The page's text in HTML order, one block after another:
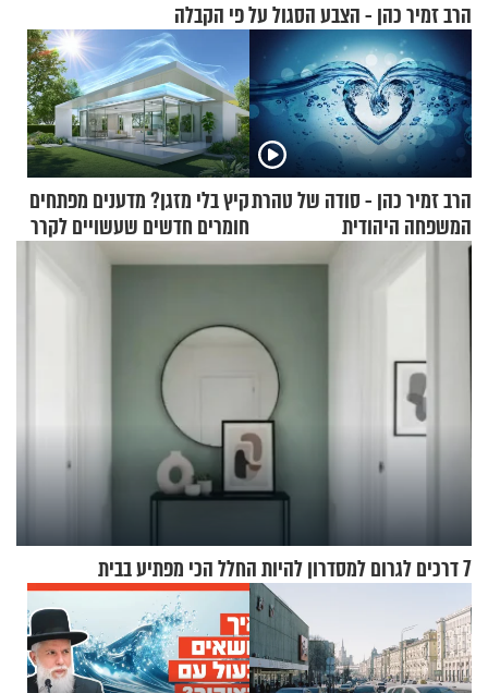
הרב זמיר כהן - הצבע הסגול על פי הקבלה
הרב זמיר כהן - סודה של טהרת
המשפחה היהודית
קיץ בלי מזגן? מדענים מפתחים
חומרים חדשים שעשויים לקרר
7 דרכים לגרום למסדרון להיות החלל הכי מפתיע בבית